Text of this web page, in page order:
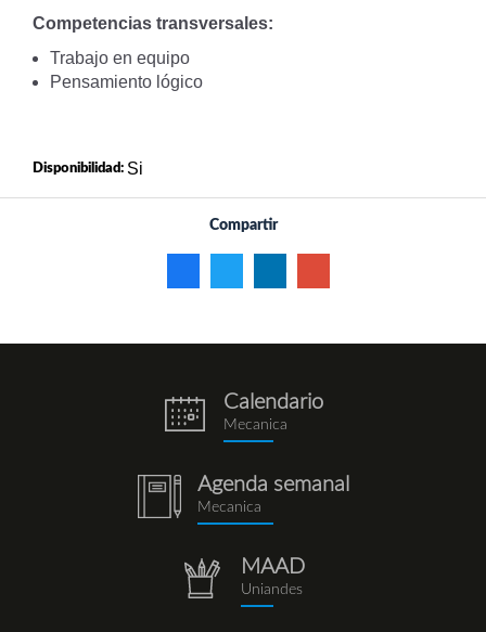
Competencias transversales:
Trabajo en equipo
Pensamiento lógico
Disponibilidad: Si
Compartir
eventos.png
Calendario
Mecanica
notebook
(1).png
Agenda semanal
Mecanica
repositorio.png
MAAD
Uniandes